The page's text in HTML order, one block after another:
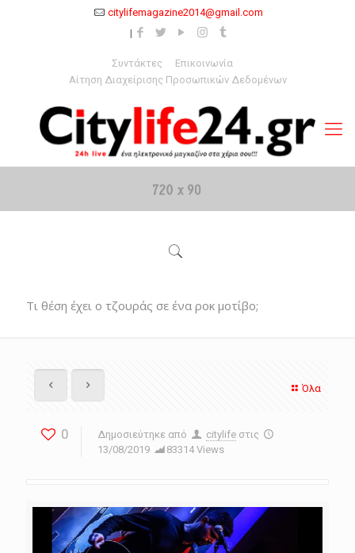
citylifemagazine2014@gmail.com
Συντάκτες
Επικοινωνία
Αίτηση Διαχείρισης Προσωπικών Δεδομένων
Τι θέση έχει ο τζουράς σε ένα ροκ μοτίβο;
Όλα
0 Δημοσιεύτηκε από citylife στις
13/08/2019
83314 Views